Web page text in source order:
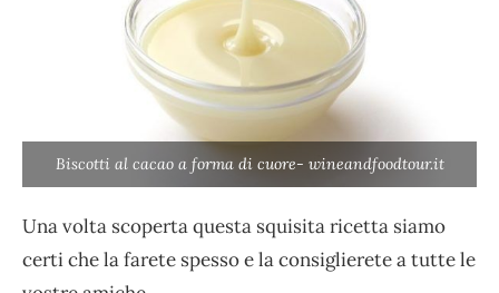
Biscotti al cacao a forma di cuore- wineandfoodtour.it
Una volta scoperta questa squisita ricetta siamo
certi che la farete spesso e la consiglierete a tutte le